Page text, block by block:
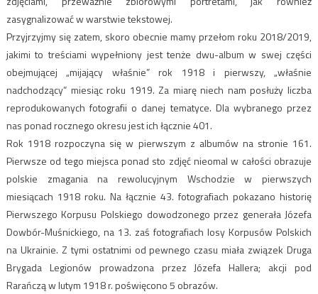
zasygnalizować w warstwie tekstowej.
Przyjrzyjmy się zatem, skoro obecnie mamy przełom roku 2018/2019,
jakimi to treściami wypełniony jest tenże dwu-album w swej części
obejmującej „mijający właśnie” rok 1918 i pierwszy, „właśnie
nadchodzący” miesiąc roku 1919. Za miarę niech nam posłuży liczba
reprodukowanych fotografii o danej tematyce. Dla wybranego przez
nas ponad rocznego okresu jest ich łącznie 401.
Rok 1918 rozpoczyna się w pierwszym z albumów na stronie 161.
Pierwsze od tego miejsca ponad sto zdjęć nieomal w całości obrazuje
polskie zmagania na rewolucyjnym Wschodzie w pierwszych
miesiącach 1918 roku. Na łącznie 43. fotografiach pokazano historię
Pierwszego Korpusu Polskiego dowodzonego przez generała Józefa
Dowbór-Muśnickiego, na 13. zaś fotografiach losy Korpusów Polskich
na Ukrainie. Z tymi ostatnimi od pewnego czasu miała związek Druga
Brygada Legionów prowadzona przez Józefa Hallera; akcji pod
Rarańczą w lutym 1918 r. poświęcono 5 obrazów.